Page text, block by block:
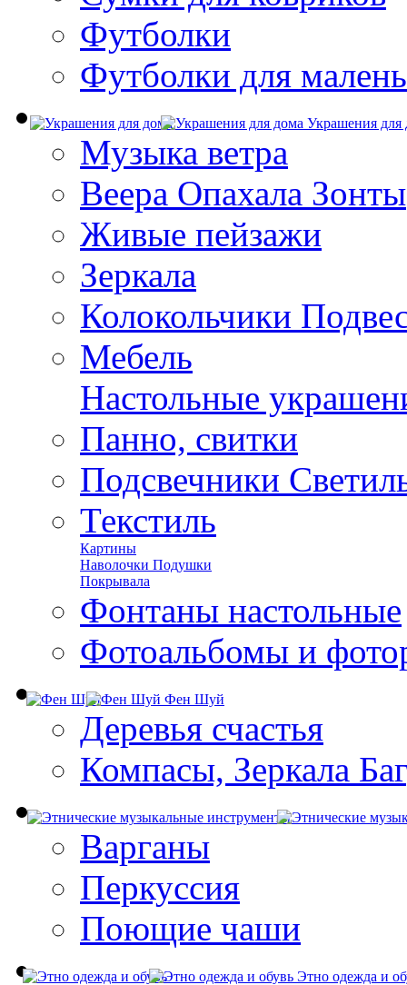
Футболки
Футболки для
Украшения для
Музыка ветра
Веера Опахала Зонты
Живые пейзажи
Зеркала
Колокольчики
Мебель
Настольные
Панно, свитки
Подсвечники
Текстиль
Картины
Наволочки Подушки
Покрывала
Фонтаны настольные
Фотоальбомы и
Фен Шуй
Деревья счастья
Компасы, Зеркала
Варганы
Перкуссия
Поющие чаши
Этно одежда и